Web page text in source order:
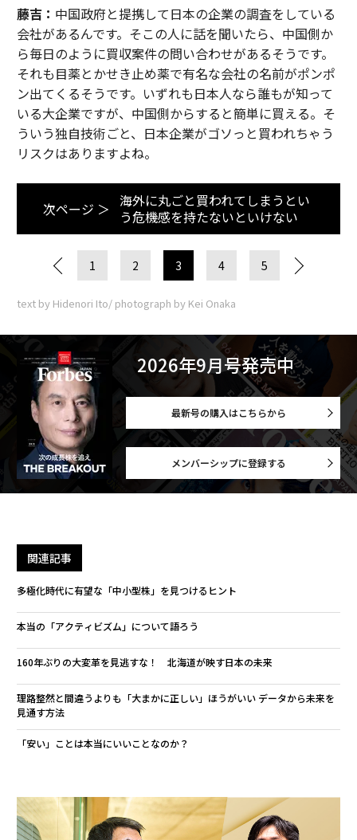
藤吉： 中国政府と提携して日本の企業の調査をしている
会社があるんです。そこの人に話を聞いたら、中国側か
ら毎日のように買収案件の問い合わせがあるそうです。
それも目薬とかせき止め薬で有名な会社の名前がポンポ
ン出てくるそうです。いずれも日本人なら誰もが知って
いる大企業ですが、中国側からすると簡単に買える。そ
ういう独自技術ごと、日本企業がゴソっと買われちゃう
リスクはありますよね。
次ページ ＞ 海外に丸ごと買われてしまうとい
う危機感を持たないといけない
1 2 3 4 5
text by Hidenori Ito/ photograph by Kei Onaka
2026年9月号発売中
最新号の購入はこちらから
メンバーシップに登録する
関連記事
多極化時代に有望な「中小型株」を見つけるヒント
本当の「アクティビズム」について語ろう
160年ぶりの大変革を見逃すな！ 北海道が映す日本の未来
理路整然と間違うよりも「大まかに正しい」ほうがいい データから未来を
見通す方法
「安い」ことは本当にいいことなのか？